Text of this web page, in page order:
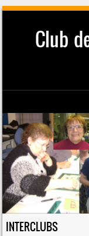
Club
Skip to content
INTERCLUBS